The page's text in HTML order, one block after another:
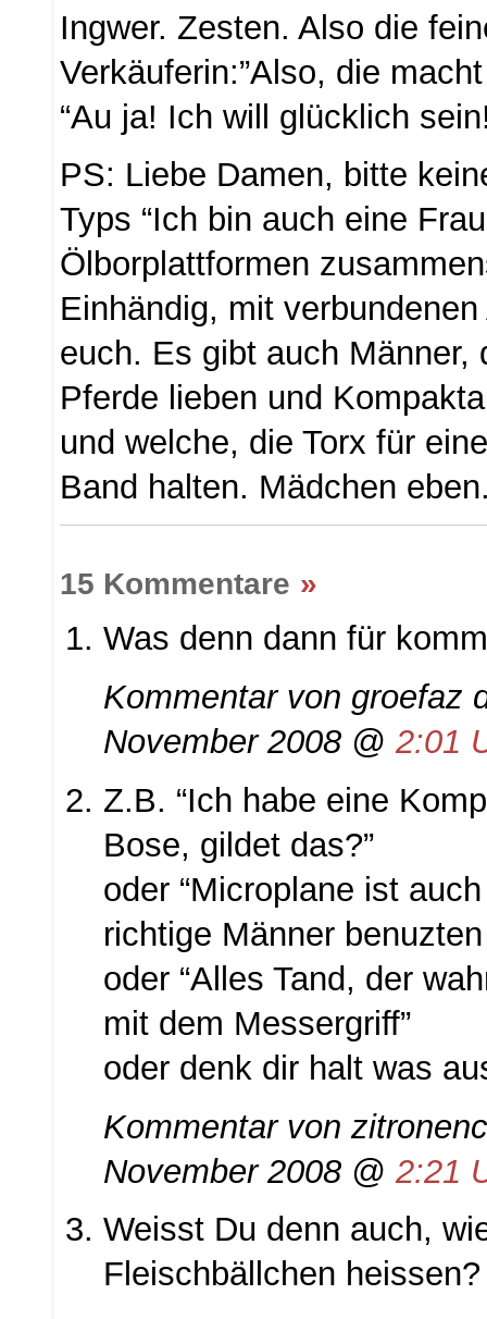
Ingwer. Zesten. Also die
Verkäuferin:”Also, die
“Au ja! Ich will glücklich
PS: Liebe Damen, bitte
Typs “Ich bin auch eine
Ölborplattformen
Einhändig, mit
euch. Es gibt auch Männer,
Pferde lieben und
und welche, die Torx für
Band halten. Mädchen
15 Kommentare »
Was denn dann für
Kommentar von groefaz
November 2008 @ 2:01
Z.B. “Ich habe eine
Bose, gildet das?”
oder “Microplane ist
richtige Männer
oder “Alles Tand, der
mit dem Messergriff”
oder denk dir halt was
Kommentar von
November 2008 @ 2:21
Weisst Du denn auch,
Fleischbällchen heissen?